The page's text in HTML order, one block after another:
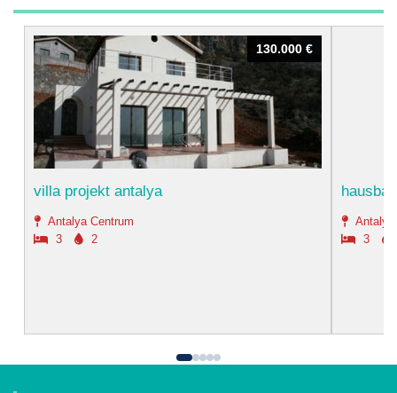
villa projekt antalya
Antalya Centrum
3
2
130.000 €
130.000 €
Antalya
3